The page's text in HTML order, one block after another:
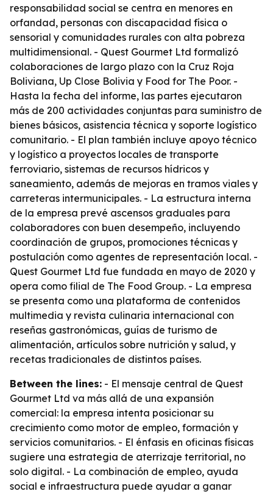
responsabilidad social se centra en menores en
orfandad, personas con discapacidad física o
sensorial y comunidades rurales con alta pobreza
multidimensional. - Quest Gourmet Ltd formalizó
colaboraciones de largo plazo con la Cruz Roja
Boliviana, Up Close Bolivia y Food for The Poor. -
Hasta la fecha del informe, las partes ejecutaron
más de 200 actividades conjuntas para suministro de
bienes básicos, asistencia técnica y soporte logístico
comunitario. - El plan también incluye apoyo técnico
y logístico a proyectos locales de transporte
ferroviario, sistemas de recursos hídricos y
saneamiento, además de mejoras en tramos viales y
carreteras intermunicipales. - La estructura interna
de la empresa prevé ascensos graduales para
colaboradores con buen desempeño, incluyendo
coordinación de grupos, promociones técnicas y
postulación como agentes de representación local. -
Quest Gourmet Ltd fue fundada en mayo de 2020 y
opera como filial de The Food Group. - La empresa
se presenta como una plataforma de contenidos
multimedia y revista culinaria internacional con
reseñas gastronómicas, guías de turismo de
alimentación, artículos sobre nutrición y salud, y
recetas tradicionales de distintos países.
Between the lines: - El mensaje central de Quest
Gourmet Ltd va más allá de una expansión
comercial: la empresa intenta posicionar su
crecimiento como motor de empleo, formación y
servicios comunitarios. - El énfasis en oficinas físicas
sugiere una estrategia de aterrizaje territorial, no
solo digital. - La combinación de empleo, ayuda
social e infraestructura puede ayudar a ganar